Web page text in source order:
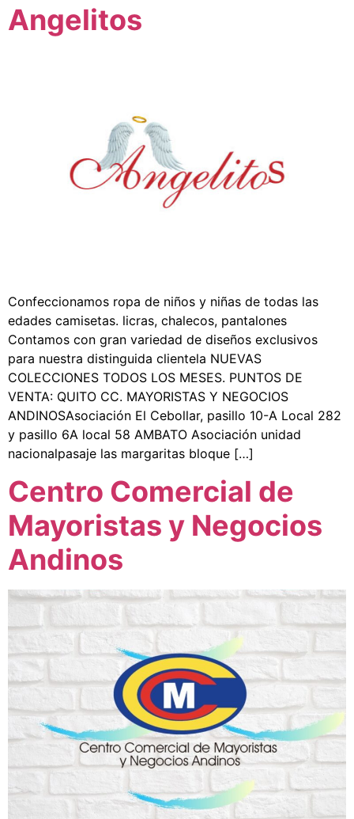
Angelitos
Confeccionamos ropa de niños y niñas de todas las
edades camisetas. licras, chalecos, pantalones
Contamos con gran variedad de diseños exclusivos
para nuestra distinguida clientela NUEVAS
COLECCIONES TODOS LOS MESES. PUNTOS DE
VENTA: QUITO CC. MAYORISTAS Y NEGOCIOS
ANDINOSAsociación El Cebollar, pasillo 10-A Local 282
y pasillo 6A local 58 AMBATO Asociación unidad
nacionalpasaje las margaritas bloque […]
Centro Comercial de
Mayoristas y Negocios
Andinos